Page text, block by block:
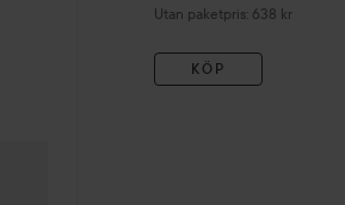
Utan paketpris: 638 kr
KÖP